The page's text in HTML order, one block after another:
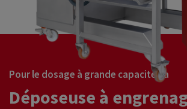
Pour le dosage à grande capacité, la
Déposeuse à